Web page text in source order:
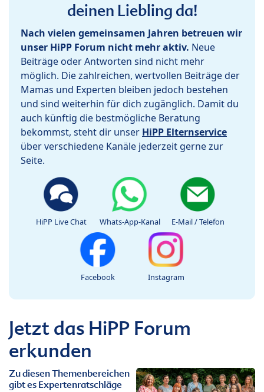
deinen Liebling da!
Nach vielen gemeinsamen Jahren betreuen wir
unser HiPP Forum nicht mehr aktiv. Neue
Beiträge oder Antworten sind nicht mehr
möglich. Die zahlreichen, wertvollen Beiträge der
Mamas und Experten bleiben jedoch bestehen
und sind weiterhin für dich zugänglich. Damit du
auch künftig die bestmögliche Beratung
bekommst, steht dir unser HiPP Elternservice
über verschiedene Kanäle jederzeit gerne zur
Seite.
HiPP Live Chat Whats-App-Kanal E-Mail / Telefon
Facebook Instagram
Jetzt das HiPP Forum
erkunden
Zu diesen Themenbereichen
gibt es Expertenratschläge